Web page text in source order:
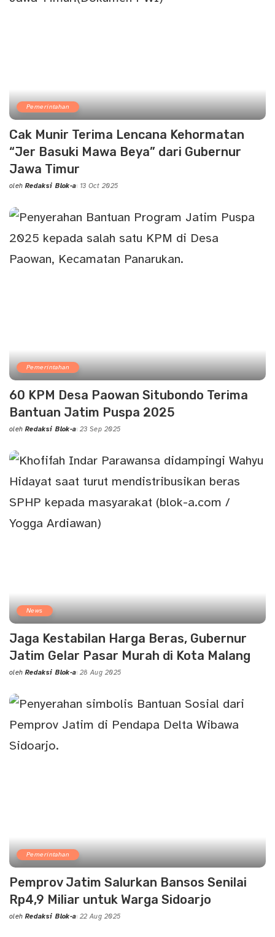
Pemerintahan
Cak Munir Terima Lencana Kehormatan
“Jer Basuki Mawa Beya” dari Gubernur
Jawa Timur
Posted
oleh Redaksi Blok-a 13 Oct 2025
Pemerintahan
60 KPM Desa Paowan Situbondo Terima
Bantuan Jatim Puspa 2025
Posted
oleh Redaksi Blok-a 23 Sep 2025
News
Jaga Kestabilan Harga Beras, Gubernur
Jatim Gelar Pasar Murah di Kota Malang
Posted
oleh Redaksi Blok-a 28 Aug 2025
Pemerintahan
Pemprov Jatim Salurkan Bansos Senilai
Rp4,9 Miliar untuk Warga Sidoarjo
Posted
oleh Redaksi Blok-a 22 Aug 2025